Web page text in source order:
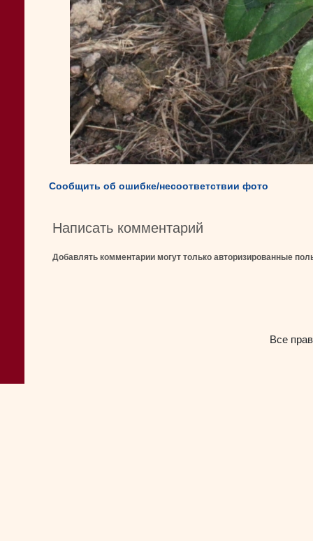
Сообщить об ошибке/несоответствии фото
Написать комментарий
Добавлять комментарии могут только авторизированные
Все